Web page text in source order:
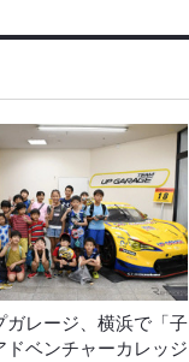
ガレージ、横浜で「子
ドベンチャーカレッジ